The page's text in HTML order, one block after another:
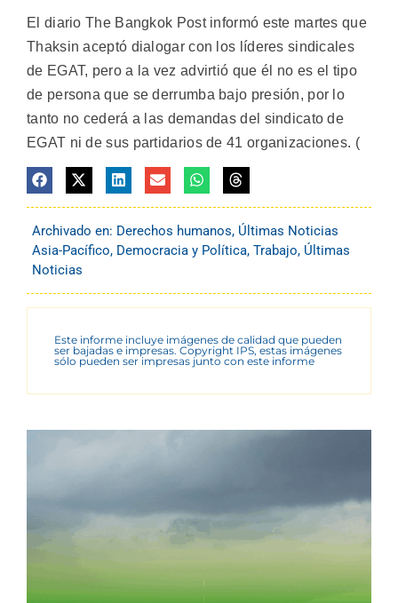
El diario The Bangkok Post informó este martes que
Thaksin aceptó dialogar con los líderes sindicales
de EGAT, pero a la vez advirtió que él no es el tipo
de persona que se derrumba bajo presión, por lo
tanto no cederá a las demandas del sindicato de
EGAT ni de sus partidarios de 41 organizaciones. (
Archivado en: Derechos humanos, Últimas Noticias
Asia-Pacífico, Democracia y Política, Trabajo, Últimas
Noticias
Este informe incluye imágenes de calidad que pueden
ser bajadas e impresas. Copyright IPS, estas imágenes
sólo pueden ser impresas junto con este informe